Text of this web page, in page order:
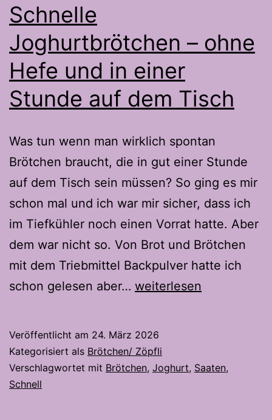
Schnelle
Joghurtbrötchen – ohne
Hefe und in einer
Stunde auf dem Tisch
Was tun wenn man wirklich spontan
Brötchen braucht, die in gut einer Stunde
auf dem Tisch sein müssen? So ging es mir
schon mal und ich war mir sicher, dass ich
im Tiefkühler noch einen Vorrat hatte. Aber
dem war nicht so. Von Brot und Brötchen
mit dem Triebmittel Backpulver hatte ich
schon gelesen aber… Schnelle
ohne
Hefe
weiterlesen
Veröffentlicht am 24. März 2026
Kategorisiert als Brötchen/ Zöpfli
Verschlagwortet mit Brötchen, Joghurt, Saaten,
Schnell